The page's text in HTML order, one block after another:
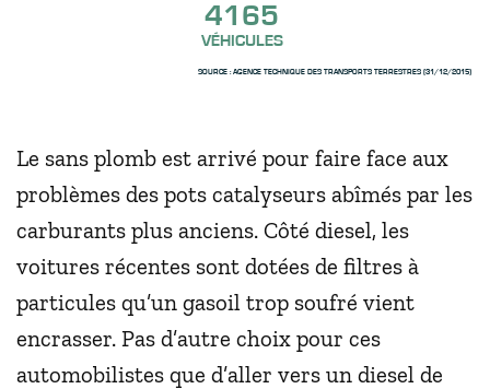
4165
VÉHICULES
SOURCE : AGENCE TECHNIQUE DES TRANSPORTS TERRESTRES (31/12/2015)
Le sans plomb est arrivé pour faire face aux
problèmes des pots catalyseurs abîmés par les
carburants plus anciens. Côté diesel, les
voitures récentes sont dotées de filtres à
particules qu’un gasoil trop soufré vient
encrasser. Pas d’autre choix pour ces
automobilistes que d’aller vers un diesel de